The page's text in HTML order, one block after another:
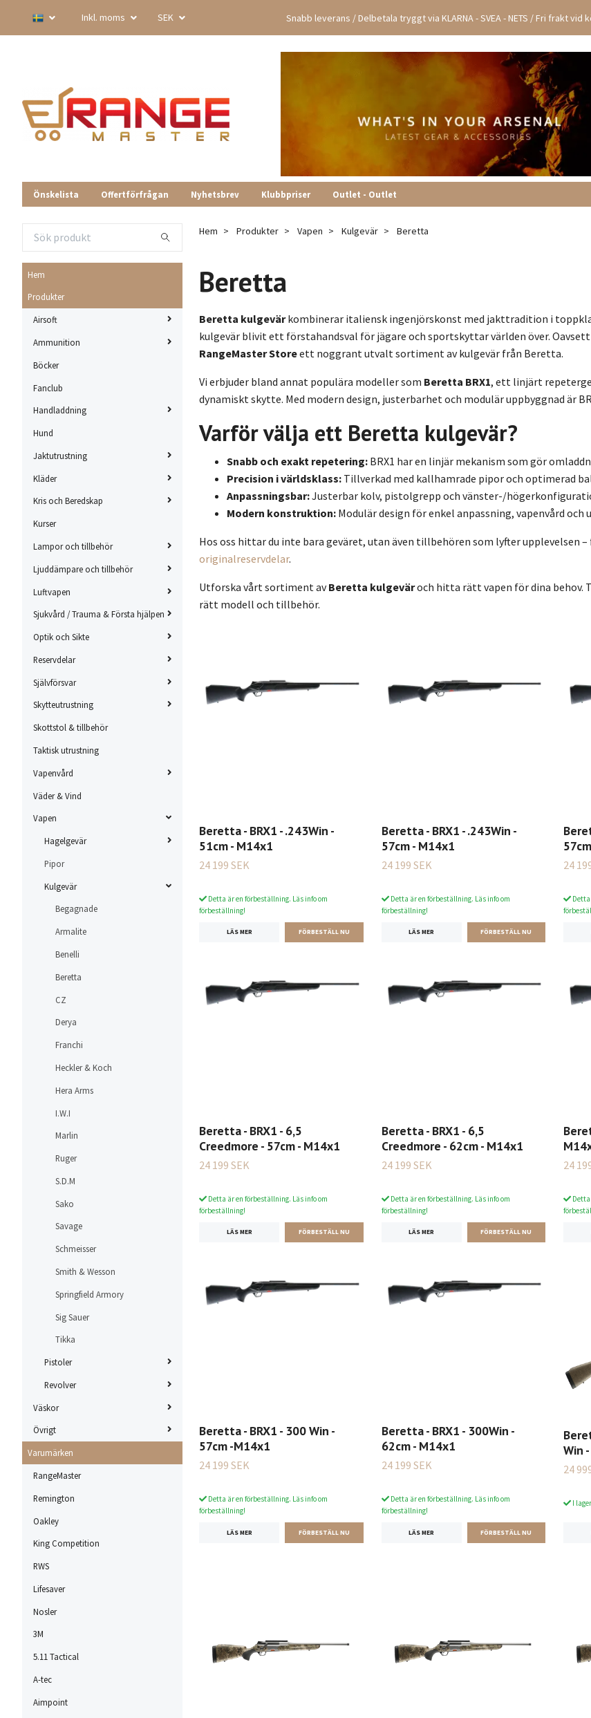
Inkl. moms SEK Snabb leverans / Delbetala tryggt via KLARNA - SVEA - NETS / Fri frakt vid
Önskelista Offertförfrågan Nyhetsbrev Klubbpriser Outlet - Outlet
Hem
Produkter
Airsoft
Ammunition
Böcker
Fanclub
Handladdning
Hund
Jaktutrustning
Kläder
Kris och Beredskap
Kurser
Lampor och tillbehör
Ljuddämpare och tillbehör
Luftvapen
Sjukvård / Trauma & Första hjälpen
Optik och Sikte
Reservdelar
Självförsvar
Skytteutrustning
Skottstol & tillbehör
Taktisk utrustning
Vapenvård
Väder & Vind
Vapen
Hagelgevär
Pipor
Kulgevär
Begagnade
Armalite
Benelli
Beretta
CZ
Derya
Franchi
Heckler & Koch
Hera Arms
I.W.I
Marlin
Ruger
S.D.M
Sako
Savage
Schmeisser
Smith & Wesson
Springfield Armory
Sig Sauer
Tikka
Pistoler
Revolver
Väskor
Övrigt
Varumärken
RangeMaster
Remington
Oakley
King Competition
RWS
Lifesaver
Nosler
3M
5.11 Tactical
A-tec
Aimpoint
Hem Produkter Vapen Kulgevär Beretta
Beretta
Beretta kulgevärkombinerar italiensk ingenjörskonst med jakttradition i
kulgevär blivit ett förstahandsval för jägare och sportskyttar världen över.
RangeMaster Storeett noggrant utvalt sortiment av kulgevär från Beretta.
Vi erbjuder bland annat populära modeller som Beretta BRX1, ett linjärt
dynamiskt skytte. Med modern design, justerbarhet och modulär uppbyggnad är
Varför välja ett Beretta kulgevär?
Snabb och exakt repetering: BRX1 har en linjär mekanism som gör
Precision i världsklass: Tillverkad med kallhamrade pipor och optimerad
Anpassningsbar:Justerbar kolv, pistolgrepp och vänster-/
Modern konstruktion: Modulär design för enkel anpassning, vapenvård och
Hos oss hittar du inte bara geväret, utan även tillbehören som lyfter upplevelsen
originalreservdelar.
Utforska vårt sortiment avBeretta kulgeväroch hitta rätt vapen för dina behov.
rätt modell och tillbehör.
Beretta - BRX1 - .243Win -
51cm - M14x1
24 199 SEK
Detta är en förbeställning. Läs info om
förbeställning!
LÄS MER
Beretta - BRX1 - .243Win -
57cm - M14x1
24 199 SEK
Detta är en förbeställning. Läs info om
förbeställning!
LÄS MER
24
Beretta - BRX1 - 6,5
Creedmore - 57cm - M14x1
24 199 SEK
Detta är en förbeställning. Läs info om
förbeställning!
LÄS MER
Beretta - BRX1 - 6,5
Creedmore - 62cm - M14x1
24 199 SEK
Detta är en förbeställning. Läs info om
förbeställning!
LÄS MER
24
Beretta - BRX1 - 300 Win -
57cm -M14x1
24 199 SEK
Detta är en förbeställning. Läs info om
förbeställning!
LÄS MER
Beretta - BRX1 - 300Win -
62cm - M14x1
24 199 SEK
Detta är en förbeställning. Läs info om
förbeställning!
LÄS MER
Win
24
I